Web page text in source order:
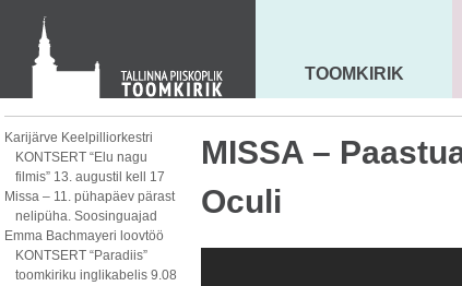
KONTAKT
Toom-Kooli 6, 10130 TALLINN
tallinna.toom@eelk.ee
MAARJA KIRIK
TOOMKIRIK
Karijärve Keelpilliorkestri
KONTSERT “Elu nagu
filmis” 13. augustil kell 17
Missa – 11. pühapäev pärast
nelipüha. Soosinguajad
Emma Bachmayeri loovtöö
KONTSERT “Paradiis”
toomkiriku inglikabelis 9.08
MISSA –
Oculi